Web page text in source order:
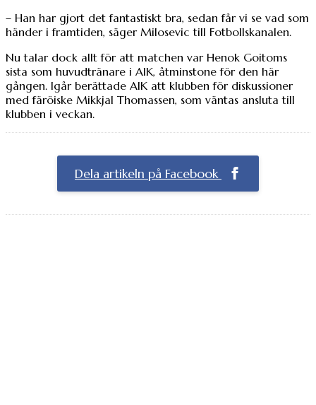
– Han har gjort det fantastiskt bra, sedan får vi se vad som
händer i framtiden, säger Milosevic till Fotbollskanalen.
Nu talar dock allt för att matchen var Henok Goitoms
sista som huvudtränare i AIK, åtminstone för den här
gången. Igår berättade AIK att klubben för diskussioner
med färöiske Mikkjal Thomassen, som väntas ansluta till
klubben i veckan.
Dela artikeln på Facebook